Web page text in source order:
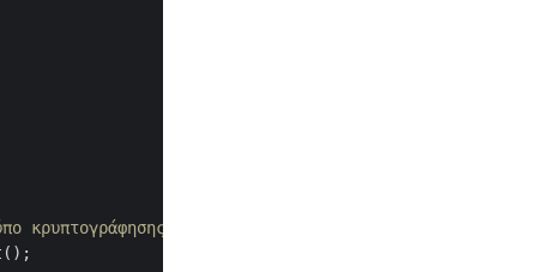
κρυπτογράφησης και τις λεπτομέρειες κωδικού